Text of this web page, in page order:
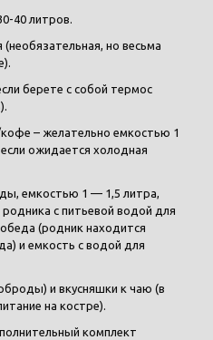
40 литров.
но весьма
берете с собой термос
– желательно емкостью 1
ожидается холодная
емкостью 1 — 1,5 литра,
с питьевой водой для
(родник находится
и емкость с водой для
и вкусняшки к чаю (в
на костре).
комплект